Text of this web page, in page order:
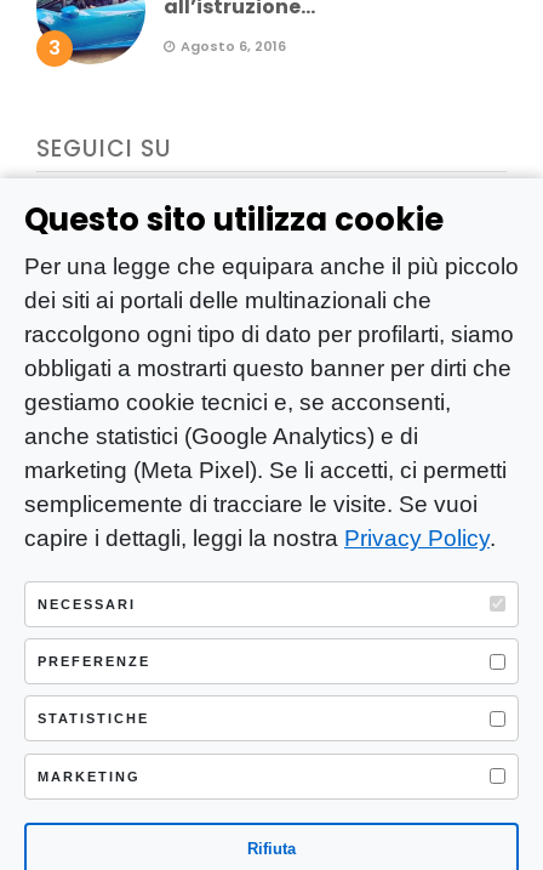
Questo sito utilizza cookie
Per una legge che equipara anche il più piccolo
dei siti ai portali delle multinazionali che
raccolgono ogni tipo di dato per profilarti, siamo
obbligati a mostrarti questo banner per dirti che
gestiamo cookie tecnici e, se acconsenti,
anche statistici (Google Analytics) e di
marketing (Meta Pixel). Se li accetti, ci permetti
semplicemente di tracciare le visite. Se vuoi
capire i dettagli, leggi la nostra Privacy Policy.
NECESSARI
PREFERENZE
STATISTICHE
MARKETING
Rifiuta
3
all’istruzione...
Agosto 6, 2016
SEGUICI SU
YOU-ng Slow Journalism è una testata
giornalistica di proprietà di Mastino S.R.L.
Registrazione presso Trib. Santa Maria
Capua Vetere (CE) n° 900 del 31/01/2025 |
ISSN 3103-4683
P.IVA: 04755530617
Sede Legale: CASERTA – VIA LORENZO MARIA
NERONI 11 CAP 81100